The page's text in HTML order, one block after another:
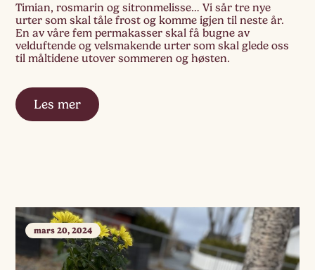
Timian, rosmarin og sitronmelisse… Vi sår tre nye
urter som skal tåle frost og komme igjen til neste år.
En av våre fem permakasser skal få bugne av
velduftende og velsmakende urter som skal glede oss
til måltidene utover sommeren og høsten.
Les mer
mars 20, 2024